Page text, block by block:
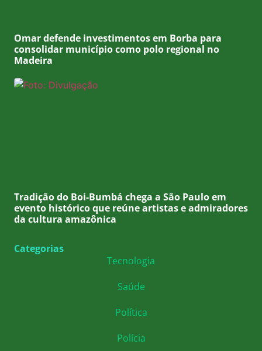
Omar defende investimentos em Borba para
consolidar município como polo regional no
Madeira
Tradição do Boi-Bumbá chega a São Paulo em
evento histórico que reúne artistas e admiradores
da cultura amazônica
Categorias
Tecnologia
Saúde
Política
Polícia